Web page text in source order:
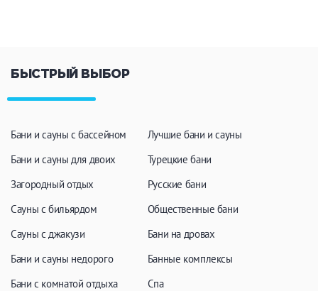
БЫСТРЫЙ ВЫБОР
Бани и сауны с бассейном
Бани и сауны для двоих
Загородный отдых
Сауны с бильярдом
Сауны с джакузи
Бани и сауны недорого
Бани с комнатой отдыха
Лучшие бани и сауны
Турецкие бани
Русские бани
Общественные бани
Бани на дровах
Банные комплексы
Спа